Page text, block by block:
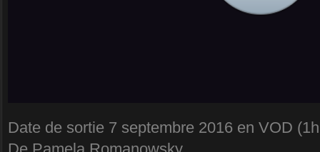
Date de sortie 7 septembre 2016 en VOD